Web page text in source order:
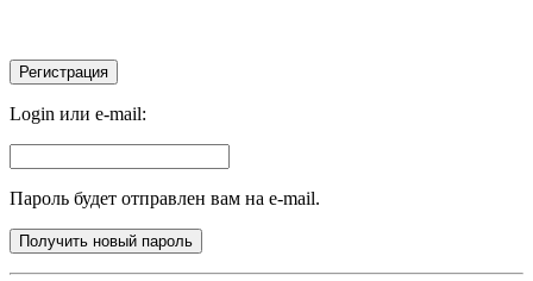
Login или e-mail:
Пароль будет отправлен вам на e-mail.